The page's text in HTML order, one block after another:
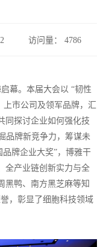
访问量：4786
幕。本届大会以 “韧性
市公司及领军品牌，汇
同探讨企业如何强化技
品牌新竞争力，筹谋未
牌企业大奖”， 博雅干
全产业链创新实力与全
黑鸭、南方黑芝麻等知
，彰显了细胞科技领域